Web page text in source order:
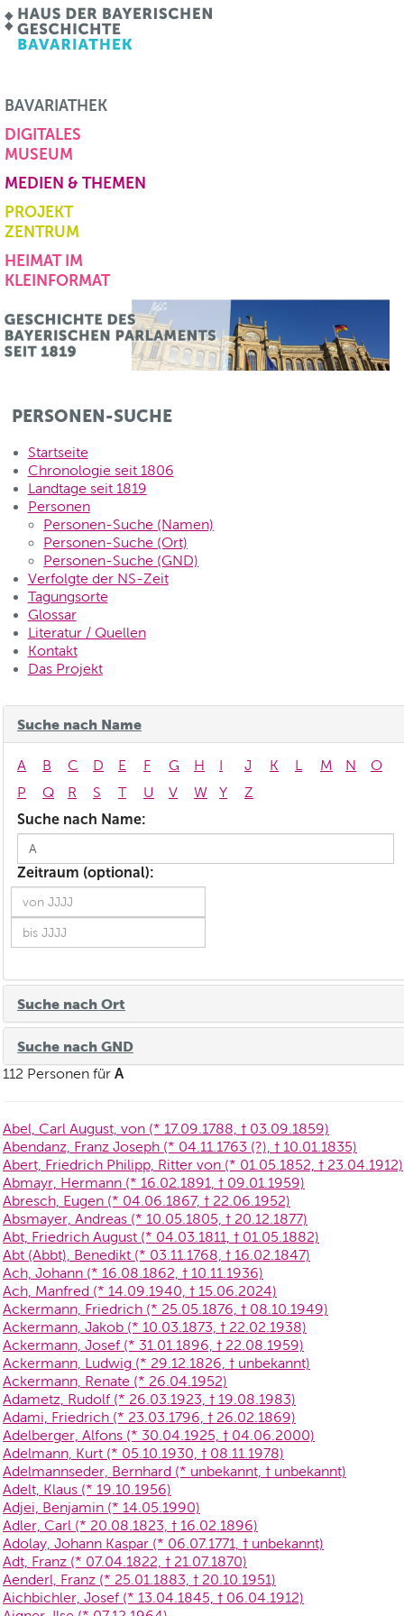
BAVARIATHEK
DIGITALES
MUSEUM
MEDIEN & THEMEN
PROJEKT
ZENTRUM
HEIMAT IM
KLEINFORMAT
PERSONEN-SUCHE
Startseite
Chronologie seit 1806
Landtage seit 1819
Personen
Personen-Suche (Namen)
Personen-Suche (Ort)
Personen-Suche (GND)
Verfolgte der NS-Zeit
Tagungsorte
Glossar
Literatur / Quellen
Kontakt
Das Projekt
Suche nach Name
A B C D E F G H I J K L M N
O
P
Q R S T U V W Y Z
Suche nach Name:
Zeitraum (optional):
Suche nach Ort
Suche nach GND
112 Personen für A
Abel, Carl August, von (* 17.09.1788, † 03.09.1859)
Abendanz, Franz Joseph (* 04.11.1763 (?), † 10.01.1835)
Abert, Friedrich Philipp, Ritter von (* 01.05.1852, † 23.04.1912)
Abmayr, Hermann (* 16.02.1891, † 09.01.1959)
Abresch, Eugen (* 04.06.1867, † 22.06.1952)
Absmayer, Andreas (* 10.05.1805, † 20.12.1877)
Abt, Friedrich August (* 04.03.1811, † 01.05.1882)
Abt (Abbt), Benedikt (* 03.11.1768, † 16.02.1847)
Ach, Johann (* 16.08.1862, † 10.11.1936)
Ach, Manfred (* 14.09.1940, † 15.06.2024)
Ackermann, Friedrich (* 25.05.1876, † 08.10.1949)
Ackermann, Jakob (* 10.03.1873, † 22.02.1938)
Ackermann, Josef (* 31.01.1896, † 22.08.1959)
Ackermann, Ludwig (* 29.12.1826, † unbekannt)
Ackermann, Renate (* 26.04.1952)
Adametz, Rudolf (* 26.03.1923, † 19.08.1983)
Adami, Friedrich (* 23.03.1796, † 26.02.1869)
Adelberger, Alfons (* 30.04.1925, † 04.06.2000)
Adelmann, Kurt (* 05.10.1930, † 08.11.1978)
Adelmannseder, Bernhard (* unbekannt, † unbekannt)
Adelt, Klaus (* 19.10.1956)
Adjei, Benjamin (* 14.05.1990)
Adler, Carl (* 20.08.1823, † 16.02.1896)
Adolay, Johann Kaspar (* 06.07.1771, † unbekannt)
Adt, Franz (* 07.04.1822, † 21.07.1870)
Aenderl, Franz (* 25.01.1883, † 20.10.1951)
Aichbichler, Josef (* 13.04.1845, † 06.04.1912)